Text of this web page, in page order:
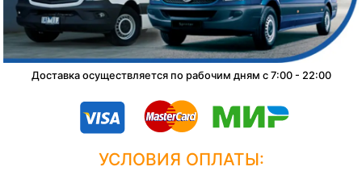
Доставка осуществляется по рабочим дням с 7:00 - 22:00
УСЛОВИЯ ОПЛАТЫ: